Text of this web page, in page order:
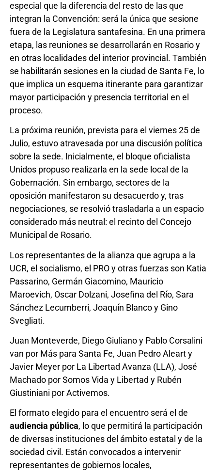
especial que la diferencia del resto de las que
integran la Convención: será la única que sesione
fuera de la Legislatura santafesina. En una primera
etapa, las reuniones se desarrollarán en Rosario y
en otras localidades del interior provincial. También
se habilitarán sesiones en la ciudad de Santa Fe, lo
que implica un esquema itinerante para garantizar
mayor participación y presencia territorial en el
proceso.
La próxima reunión, prevista para el viernes 25 de
Julio, estuvo atravesada por una discusión política
sobre la sede. Inicialmente, el bloque oficialista
Unidos propuso realizarla en la sede local de la
Gobernación. Sin embargo, sectores de la
oposición manifestaron su desacuerdo y, tras
negociaciones, se resolvió trasladarla a un espacio
considerado más neutral: el recinto del Concejo
Municipal de Rosario.
Los representantes de la alianza que agrupa a la
UCR, el socialismo, el PRO y otras fuerzas son Katia
Passarino, Germán Giacomino, Mauricio
Maroevich, Oscar Dolzani, Josefina del Río, Sara
Sánchez Lecumberri, Joaquín Blanco y Gino
Svegliati.
Juan Monteverde, Diego Giuliano y Pablo Corsalini
van por Más para Santa Fe, Juan Pedro Aleart y
Javier Meyer por La Libertad Avanza (LLA), José
Machado por Somos Vida y Libertad y Rubén
Giustiniani por Activemos.
El formato elegido para el encuentro será el de
audiencia pública, lo que permitirá la participación
de diversas instituciones del ámbito estatal y de la
sociedad civil. Están convocados a intervenir
representantes de gobiernos locales,